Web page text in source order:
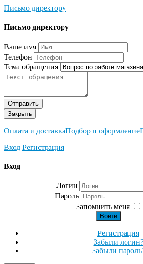
Письмо директору
Письмо директору
Ваше имя
Телефон
Тема обращения
Отправить
Закрыть
Оплата и доставкаПодбор и оформление
Вход Регистрация
Вход
Логин
Пароль
Запомнить меня
Войти
Регистрация
Забыли логин?
Забыли